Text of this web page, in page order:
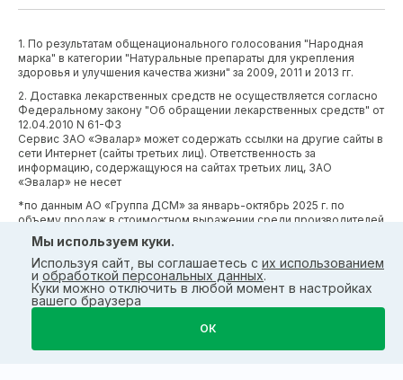
1. По результатам общенационального голосования "Народная
марка" в категории "Натуральные препараты для укрепления
здоровья и улучшения качества жизни" за 2009, 2011 и 2013 гг.
2. Доставка лекарственных средств не осуществляется согласно
Федеральному закону "Об обращении лекарственных средств" от
12.04.2010 N 61-ФЗ
Сервис ЗАО «Эвалар» может содержать ссылки на другие сайты в
сети Интернет (сайты третьих лиц). Ответственность за
информацию, содержащуюся на сайтах третьих лиц, ЗАО
«Эвалар» не несет
*по данным АО «Группа ДСМ» за январь-октябрь 2025 г. по
объему продаж в стоимостном выражении среди производителей
БАД (без учета СТМ) БАД (без учета СТМ).
*Производственные процессы и системы менеджмента ЗАО
«Эвалар» сертифицированы в соответствии с требованиями
международных сертификатов GMP, ISO, HACCP
Мы используем куки.
Используя сайт, вы соглашаетесь с их использованием
и обработкой персональных данных.
Куки можно отключить в любой момент в настройках
вашего браузера
ОК